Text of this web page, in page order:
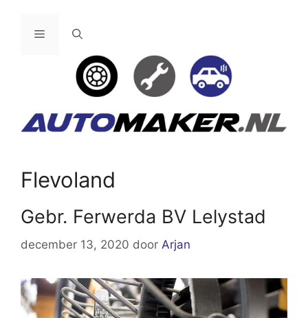
Menu
Flevoland
Gebr. Ferwerda BV Lelystad
december 13, 2020 door Arjan